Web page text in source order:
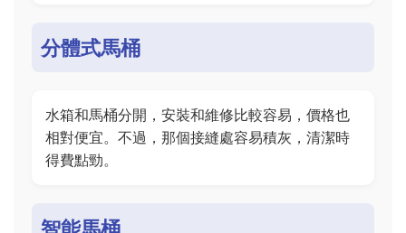
分體式馬桶
水箱和馬桶分開，安裝和維修比較容易，價格也
相對便宜。不過，那個接縫處容易積灰，清潔時
得費點勁。
智能馬桶